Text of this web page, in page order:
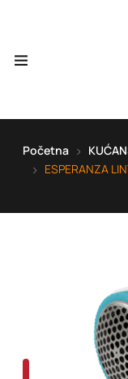
Početna
ESPERANZA